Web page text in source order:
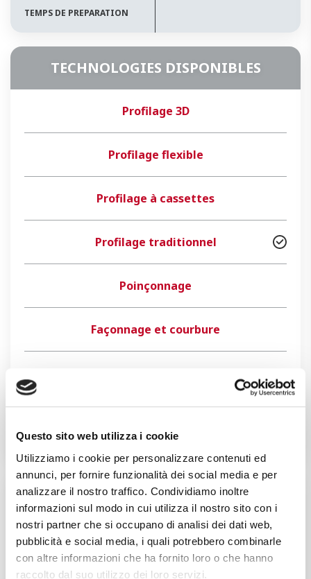
Questo sito web utilizza i cookie
Utilizziamo i cookie per personalizzare contenuti ed
annunci, per fornire funzionalità dei social media e per
analizzare il nostro traffico. Condividiamo inoltre
informazioni sul modo in cui utilizza il nostro sito con i
nostri partner che si occupano di analisi dei dati web,
pubblicità e social media, i quali potrebbero combinarle
con altre informazioni che ha fornito loro o che hanno
raccolto dal suo utilizzo dei loro servizi.
TEMPS DE PREPARATION
TECHNOLOGIES DISPONIBLES
Profilage 3D
Profilage flexible
Profilage à cassettes
Profilage traditionnel
Poinçonnage
Façonnage et courbure
Voulez-vous parler de votre projet
avec un de nos responsables?
DEMANDEZ UN DEVIS